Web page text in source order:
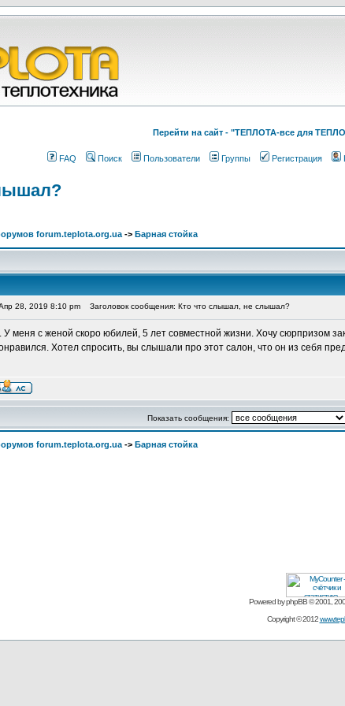
Перейти на cайт - "ТЕПЛОТА-все для
FAQ Поиск Пользователи Группы Регистрация
forum.teplota.org.ua -> Барная стойка
28, 2019 8:10 pm Заголовок сообщения: Кто что слышал, не слышал?
У меня с женой скоро юбилей, 5 лет совместной жизни. Хочу сюрпризом
Хотел спросить, вы слышали про этот салон, что он из себя
Показать сообщения:
forum.teplota.org.ua -> Барная стойка
Powered byphpBB© 2001,
Copyright © 2012